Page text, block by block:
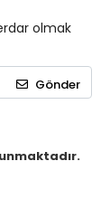
olmak
Gönder